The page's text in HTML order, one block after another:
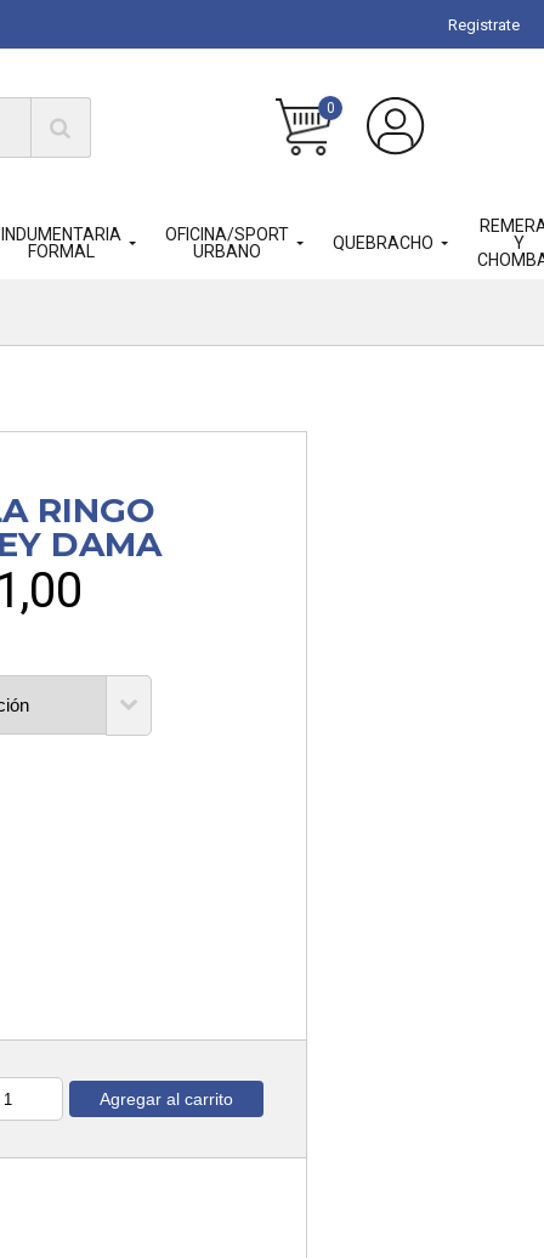
Registrate
0
INDUMENTARIA
FORMAL
OFICINA/SPORT
URBANO
QUEBRACHO
Y
RINGO
DAMA
Agregar al carrito